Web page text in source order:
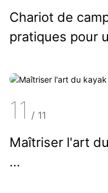
Chariot de
pratiques pour
11 / 11
Maîtriser l'art
...